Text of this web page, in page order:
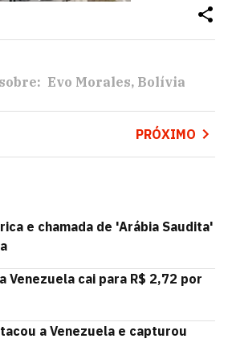
Evo Morales Bolívia
PRÓXIMO
e chamada de 'Arábia Saudita'
Venezuela cai para R$ 2,72 por
a Venezuela e capturou